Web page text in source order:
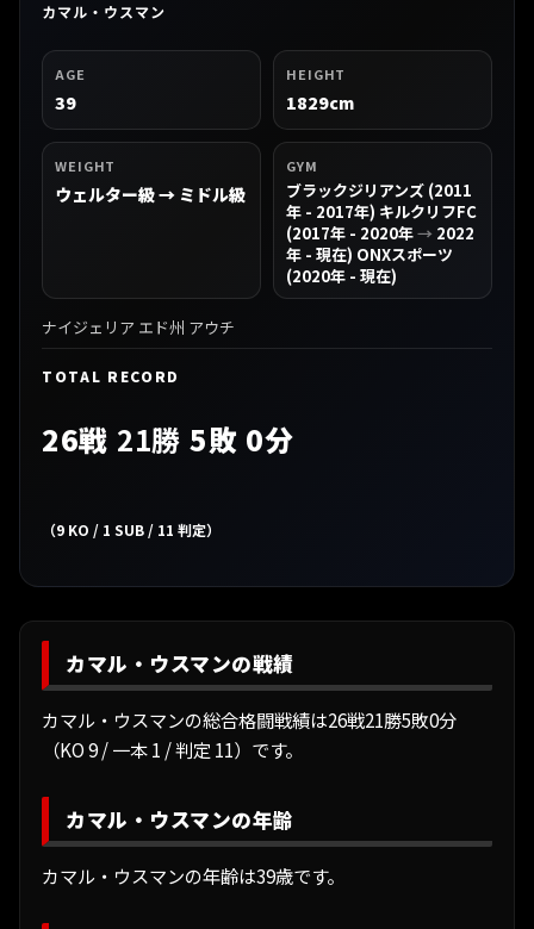
カマル・ウスマン
AGE
39
HEIGHT
1829cm
WEIGHT
ウェルター級 → ミドル級
GYM
ブラックジリアンズ (2011
年 - 2017年) キルクリフFC
(2017年 - 2020年→ 2022
年 - 現在) ONXスポーツ
(2020年 - 現在)
ナイジェリア エド州 アウチ
TOTAL RECORD
26戦 21勝 5敗 0分
（9 KO / 1 SUB / 11 判定）
カマル・ウスマンの戦績
カマル・ウスマンの総合格闘戦績は26戦21勝5敗0分
（KO 9 / 一本 1 / 判定 11）です。
カマル・ウスマンの年齢
カマル・ウスマンの年齢は39歳です。